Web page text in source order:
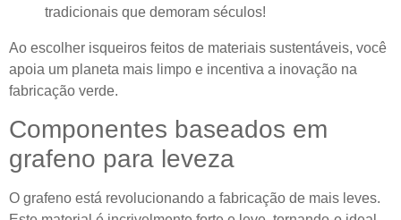
tradicionais que demoram séculos!
Ao escolher isqueiros feitos de materiais sustentáveis, você
apoia um planeta mais limpo e incentiva a inovação na
fabricação verde.
Componentes baseados em
grafeno para leveza
O grafeno está revolucionando a fabricação de mais leves.